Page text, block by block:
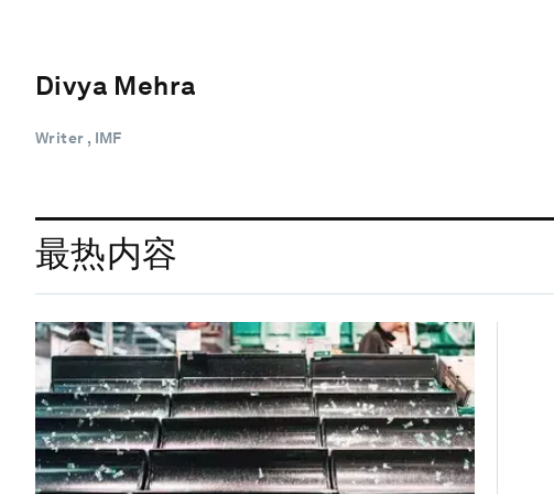
Divya Mehra
Writer , IMF
最热内容